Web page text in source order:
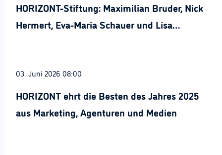
HORIZONT-Stiftung: Maximilian Bruder, Nick
Hermert, Eva-Maria Schauer und Lisa
03. Juni 2026 08:00
HORIZONT ehrt die Besten des Jahres 2025
aus Marketing, Agenturen und Medien